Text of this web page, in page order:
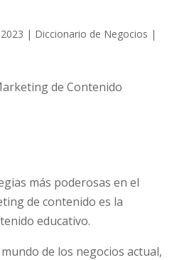
| Diccionario de Negocios |
más poderosas en el
de contenido es la
educativo.
de los negocios actual,